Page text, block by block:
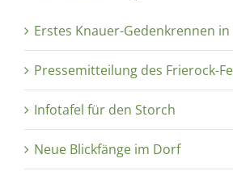
Erstes Knauer-Gedenkrennen
Pressemitteilung des Frierock-
Infotafel für den Storch
Neue Blickfänge im Dorf